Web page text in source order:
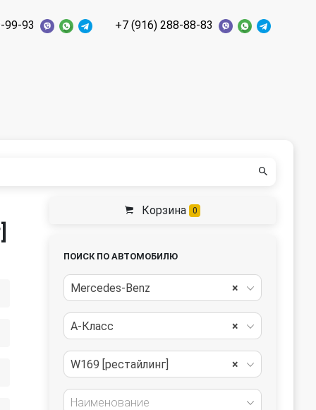
99-93 +7 (916) 288-88-83
Корзина 0
ПОИСК ПО АВТОМОБИЛЮ
×
Mercedes-Benz
×
A-Класс
×
W169 [рестайлинг]
Наименование